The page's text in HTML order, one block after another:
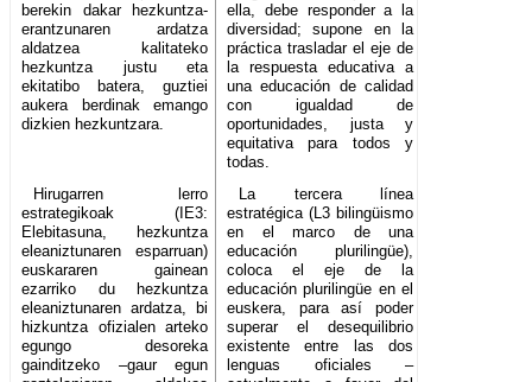
berekin dakar hezkuntza-
erantzunaren ardatza
aldatzea kalitateko
hezkuntza justu eta
ekitatibo batera, guztiei
aukera berdinak emango
dizkien hezkuntzara.
ella, debe responder a la
diversidad; supone en la
práctica trasladar el eje de
la respuesta educativa a
una educación de calidad
con igualdad de
oportunidades, justa y
equitativa para todos y
todas.
Hirugarren lerro
estrategikoak (IE3:
Elebitasuna, hezkuntza
eleaniztunaren esparruan)
euskararen gainean
ezarriko du hezkuntza
eleaniztunaren ardatza, bi
hizkuntza ofizialen arteko
egungo desoreka
gainditzeko –gaur egun
La tercera línea
estratégica (L3 bilingüismo
en el marco de una
educación plurilingüe),
coloca el eje de la
educación plurilingüe en el
euskera, para así poder
superar el desequilibrio
existente entre las dos
lenguas oficiales –